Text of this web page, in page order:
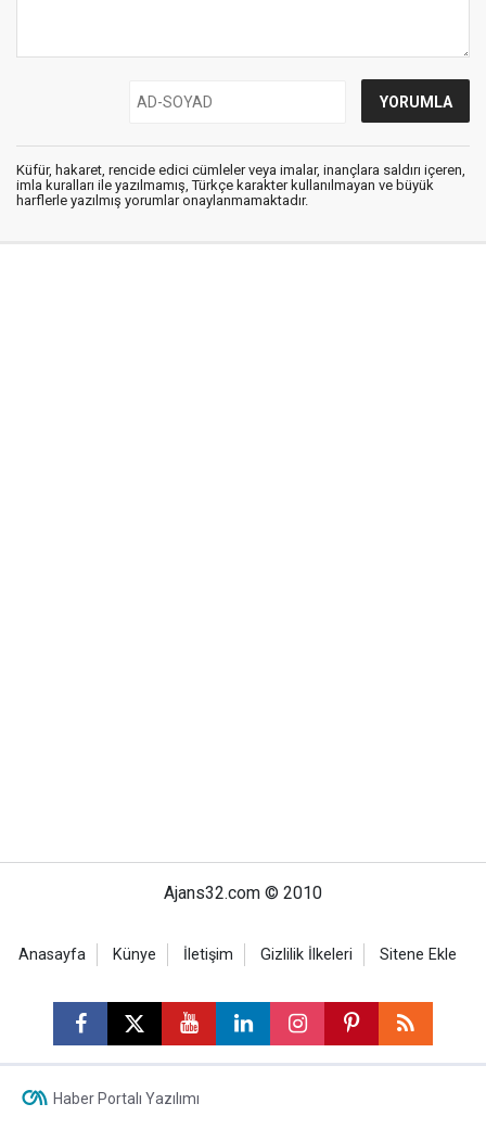
Küfür, hakaret, rencide edici cümleler veya imalar, inançlara saldırı içeren,
imla kuralları ile yazılmamış, Türkçe karakter kullanılmayan ve büyük
harflerle yazılmış yorumlar onaylanmamaktadır.
Ajans32.com © 2010
Anasayfa Künye İletişim Gizlilik İlkeleri Sitene Ekle
Haber Portalı Yazılımı